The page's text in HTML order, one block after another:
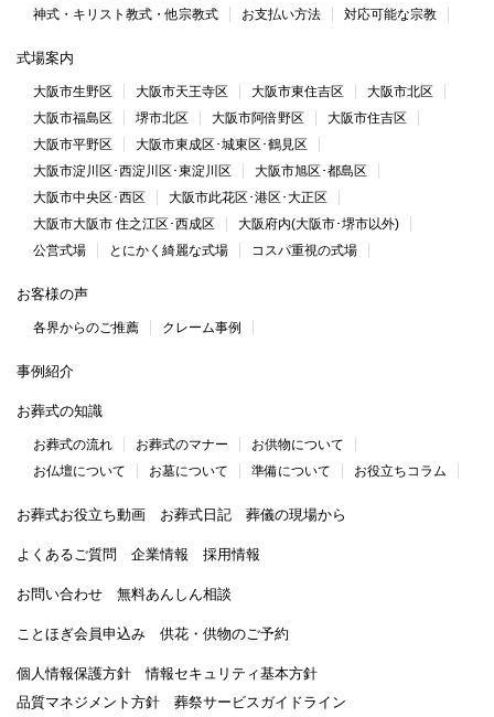
神式・キリスト教式・他宗教式
お支払い方法 対応可能な宗教
式場案内
大阪市生野区 大阪市天王寺区 大阪市東住吉区
大阪市北区
大阪市福島区
堺市北区 大阪市阿倍野区
大阪市住吉区
大阪市平野区
大阪市東成区･城東区･鶴見区
大阪市淀川区･西淀川区･東淀川区
大阪市旭区･都島区
大阪市中央区･西区
大阪市此花区･港区･大正区
大阪市大阪市 住之江区･西成区
大阪府内(大阪市･堺市以外)
公営式場
とにかく綺麗な式場 コスパ重視の式場
お客様の声
各界からのご推薦 クレーム事例
事例紹介
お葬式の知識
お葬式の流れ お葬式のマナー
お供物について
お仏壇について
お墓について 準備について お役立ちコラム
お葬式お役立ち動画 お葬式日記 葬儀の現場から
よくあるご質問 企業情報 採用情報
お問い合わせ 無料あんしん相談
ことほぎ会員申込み 供花・供物のご予約
個人情報保護方針
情報セキュリティ基本方針
品質マネジメント方針
葬祭サービスガイドライン